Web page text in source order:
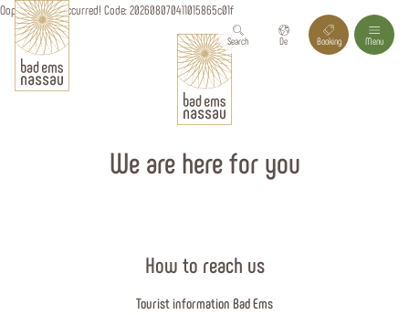
Search De Booking Menu
Oops, an error occurred! Code: 202608070411015865c01f
We are here for you
How to reach us
Tourist information Bad Ems